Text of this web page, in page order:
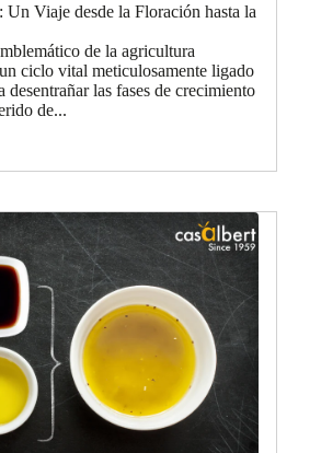
Viaje desde la Floración hasta la
de la agricultura
ciclo vital meticulosamente ligado
desentrañar las fases de crecimiento
de...